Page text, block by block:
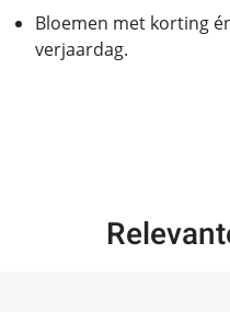
Bloemen met korting
verjaardag.